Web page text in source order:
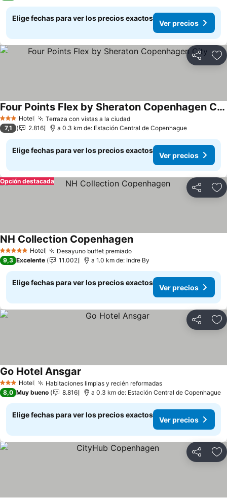
Elige fechas para ver los precios exactos
Ver precios
Compartir
3 Estrellas
Hotel Terraza con vistas a la ciudadVer precios
Four Points Flex by Sheraton Copenhagen City
Ver precios
7,1 2.816 a 0.3 km de: Estación Central de Copenhague
Elige fechas para ver los precios exactos
Ver precios
Compartir
Opción destacada
5 Estrellas Hotel Desayuno buffet premiadoVer precios
NH Collection CopenhagenVer precios
9,3 Excelente 11.002 a 1.0 km de: Indre By
Elige fechas para ver los precios exactos
Ver precios
Compartir
3 Estrellas
Hotel Habitaciones limpias y recién reformadasVer precios
Go Hotel Ansgar
8,0 Muy bueno 8.816 a 0.3 km de: Estación Central de Copenhague
Elige fechas para ver los precios exactos
Ver precios
Compartir